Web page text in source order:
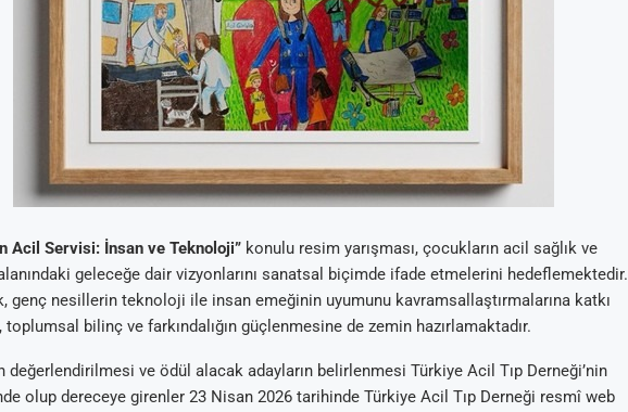
Acil Servisi: İnsan ve Teknoloji”konulu resim yarışması, çocukların acil sağlık ve
geleceğe dair vizyonlarını sanatsal biçimde ifade etmelerini hedeflemektedir.
genç nesillerin teknoloji ile insan emeğinin uyumunu kavramsallaştırmalarına katkı
toplumsal bilinç ve farkındalığın güçlenmesine de zemin hazırlamaktadır.
değerlendirilmesi ve ödül alacak adayların belirlenmesi Türkiye Acil Tıp Derneği’nin
olup dereceye girenler 23 Nisan 2026 tarihinde Türkiye Acil Tıp Derneği resmî web